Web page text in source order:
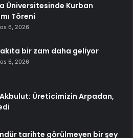
Üniversitesinde Kurban
Töreni
6, 2026
bir zam daha geliyor
6, 2026
Üreticimizin Arpadan,
tarihte görülmeyen bir şey